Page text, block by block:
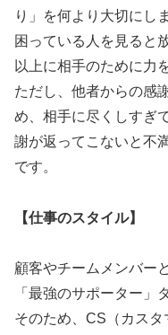
り」を何より大切にし
困っている人を見ると
以上に相手のために力
ただし、他者からの感
め、相手に尽くしすぎ
謝が返ってこないと不
です。
【仕事のスタイル】
顧客やチームメンバー
「最強のサポーター」
そのため、CS（カス